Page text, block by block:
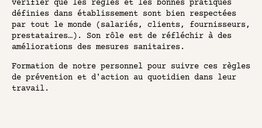
vérifier que les règles et les bonnes pratiques
définies dans établissement sont bien respectées
par tout le monde (salariés, clients, fournisseurs,
prestataires…). Son rôle est de réfléchir à des
améliorations des mesures sanitaires.
Formation de notre personnel pour suivre ces règles
de prévention et d'action au quotidien dans leur
travail.